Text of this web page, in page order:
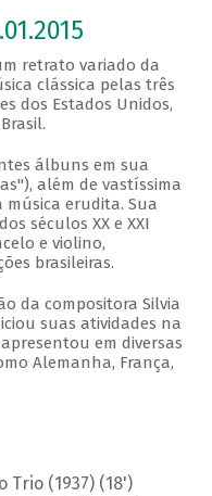
retrato variado da
clássica pelas três
dos Estados Unidos,
álbuns em sua
além de vastíssima
música erudita. Sua
séculos XX e XXI
e violino,
brasileiras.
da compositora Silvia
suas atividades na
em diversas
Alemanha, França,
Trio (1937) (18')